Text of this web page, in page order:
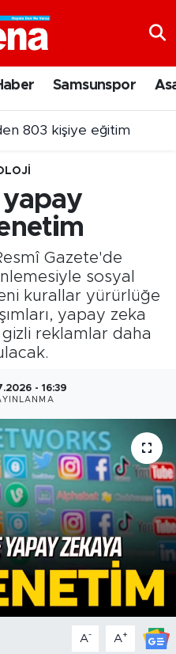
Samsunspor
71 bin liralık fatura
yapay
Gazete'de
sosyal
kurallar yürürlüğe
yapay zeka
reklamlar daha
- 16:39
A- A+
ve Fikstür